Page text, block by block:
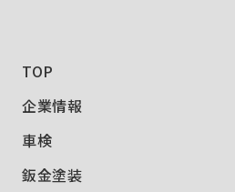
TOP
企業情報
車検
鈑金塗装